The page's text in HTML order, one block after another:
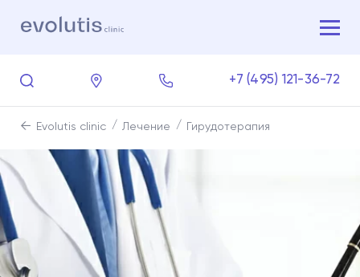
+7 (495) 121-36-72
Evolutis clinic Лечение Гирудотерапия